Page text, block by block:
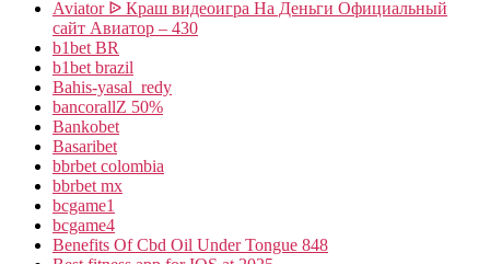
Aviator ᐉ Краш видеоигра На Деньги Официальный
сайт Авиатор – 430
b1bet BR
b1bet brazil
Bahis-yasal_redy
bancorallZ 50%
Bankobet
Basaribet
bbrbet colombia
bbrbet mx
bcgame1
bcgame4
Benefits Of Cbd Oil Under Tongue 848